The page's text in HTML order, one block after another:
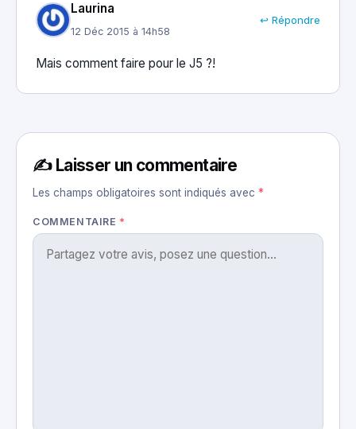
Laurina
12 Déc 2015 à 14h58
↩ Répondre
Mais comment faire pour le J5 ?!
✍️ Laisser un commentaire
Les champs obligatoires sont indiqués avec *
COMMENTAIRE *